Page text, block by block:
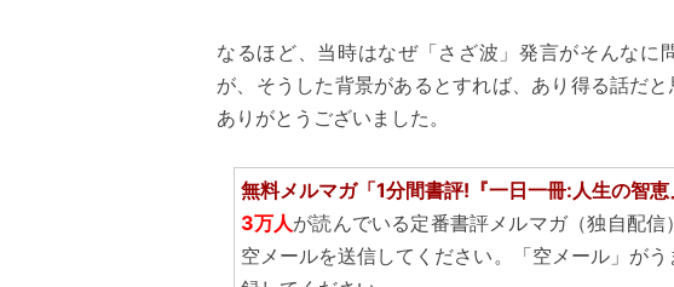
なるほど、当時はなぜ「さざ波」発言がそんなに
が、そうした背景があるとすれば、あり得る話だ
ありがとうございました。
無料メルマガ「1分間書評!『一日一冊:人生の智恵
3万人が読んでいる定番書評メルマガ（独自配
空メールを送信してください。「空メール」がう